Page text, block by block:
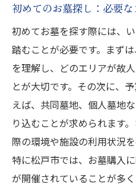
季節ごとの風景が
松戸市の自然と共
松戸市ならではの
自然美を感じる
松戸市千葉県小金きよ
し
千葉県小金きよし
選択肢が豊富な小
エリア別の特徴と
初めてのお墓探し：必要
初めてお墓を探す際には、
踏むことが必要です。まず
を理解し、どのエリアが故
とが大切です。その次に、
えば、共同墓地、個人墓地
り込むことが求められます
際の環境や施設の利用状況
特に松戸市では、お墓購入
が開催されていることが多